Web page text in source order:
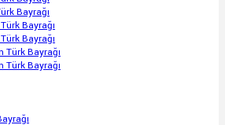
Bayrağı
Bayrağı
Bayrağı
Türk Bayrağı
Türk Bayrağı